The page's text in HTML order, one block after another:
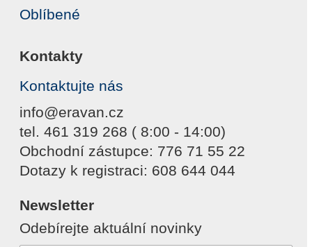
Oblíbené
Kontakty
Kontaktujte nás
info@eravan.cz
tel. 461 319 268 ( 8:00 - 14:00)
Obchodní zástupce: 776 71 55 22
Dotazy k registraci: 608 644 044
Newsletter
Odebírejte aktuální novinky